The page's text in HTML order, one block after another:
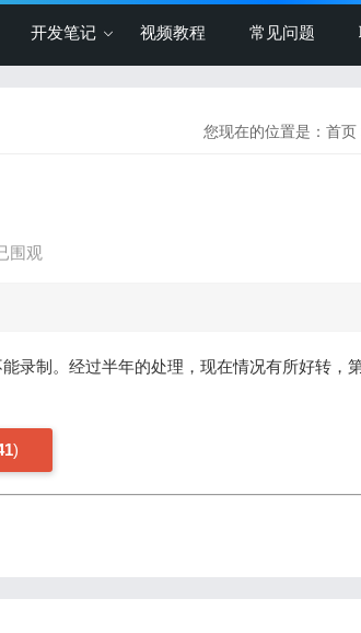
开发笔记 视频教程 常见问题
您现在的位置是： 首页
围观
录制。经过半年的处理，现在情况有所好转，
)